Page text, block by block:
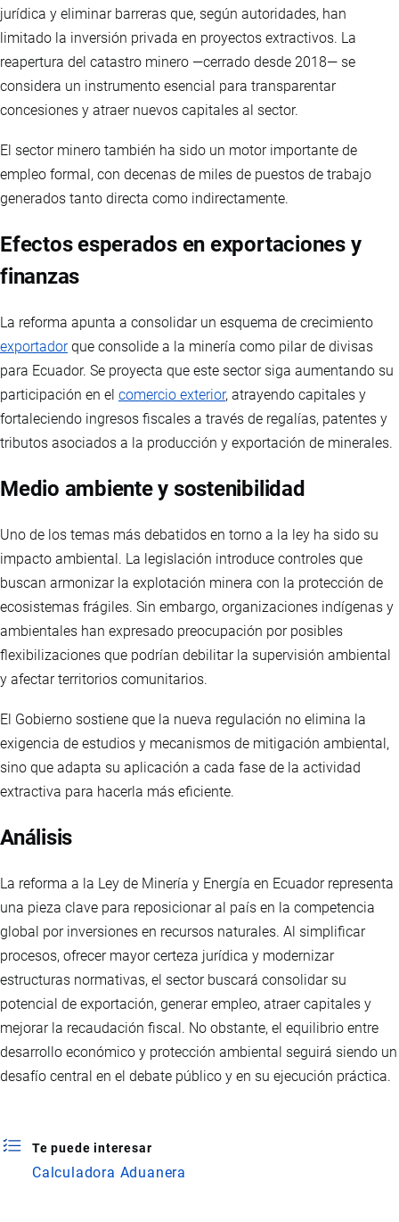
jurídica y eliminar barreras que, según autoridades, han
limitado la inversión privada en proyectos extractivos. La
reapertura del catastro minero —cerrado desde 2018— se
considera un instrumento esencial para transparentar
concesiones y atraer nuevos capitales al sector.
El sector minero también ha sido un motor importante de
empleo formal, con decenas de miles de puestos de trabajo
generados tanto directa como indirectamente.
Efectos esperados en exportaciones y
finanzas
La reforma apunta a consolidar un esquema de crecimiento
exportadorque consolide a la minería como pilar de divisas
para Ecuador. Se proyecta que este sector siga aumentando su
participación en el comercio exterior, atrayendo capitales y
fortaleciendo ingresos fiscales a través de regalías, patentes y
tributos asociados a la producción y exportación de minerales.
Medio ambiente y sostenibilidad
Uno de los temas más debatidos en torno a la ley ha sido su
impacto ambiental. La legislación introduce controles que
buscan armonizar la explotación minera con la protección de
ecosistemas frágiles. Sin embargo, organizaciones indígenas y
ambientales han expresado preocupación por posibles
flexibilizaciones que podrían debilitar la supervisión ambiental
y afectar territorios comunitarios.
El Gobierno sostiene que la nueva regulación no elimina la
exigencia de estudios y mecanismos de mitigación ambiental,
sino que adapta su aplicación a cada fase de la actividad
extractiva para hacerla más eficiente.
Análisis
La reforma a la Ley de Minería y Energía en Ecuador representa
una pieza clave para reposicionar al país en la competencia
global por inversiones en recursos naturales. Al simplificar
procesos, ofrecer mayor certeza jurídica y modernizar
estructuras normativas, el sector buscará consolidar su
potencial de exportación, generar empleo, atraer capitales y
mejorar la recaudación fiscal. No obstante, el equilibrio entre
desarrollo económico y protección ambiental seguirá siendo un
desafío central en el debate público y en su ejecución práctica.
Te puede interesar
Calculadora Aduanera